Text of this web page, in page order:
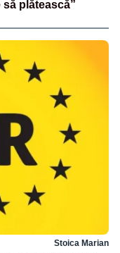
plătească”
Stoica Marian